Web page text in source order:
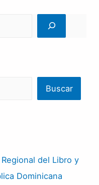
Buscar
del Libro y
Dominicana